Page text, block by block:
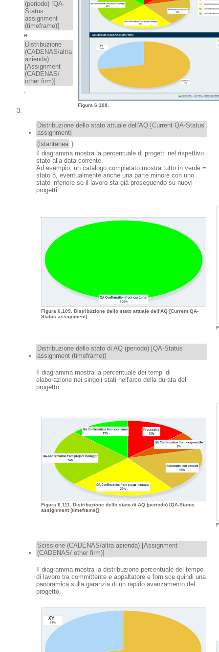
(periodo) [QA-
Status
assignment
(timeframe)]
e
Distribuzione
(CADENAS/altra
azienda)
[Assignment
(CADENAS/
other firm)]
.
Figura 6.108.
Distribuzione dello stato attuale dell'AQ [Current QA-Status
assignment]
(istantanea )
Il diagramma mostra la percentuale di progetti nel rispettivo
stato alla data corrente.
Ad esempio, un catalogo completato mostra tutto in verde =
stato 8, eventualmente anche una parte minore con uno
stato inferiore se il lavoro sta già proseguendo su nuovi
progetti.
Figura 6.109. Distribuzione dello stato attuale dell'AQ [Current QA-
Status assignment]
Distribuzione dello stato di AQ (periodo) [QA-Status
assignment (timeframe)]
:
Il diagramma mostra la percentuale dei tempi di
elaborazione nei singoli stati nell'arco della durata del
progetto.
Figura 6.111. Distribuzione dello stato di AQ (periodo) [QA-Status
assignment (timeframe)]
Scissione (CADENAS/altra azienda) [Assignment
(CADENAS/ other firm)]
:
Il diagramma mostra la distribuzione percentuale del tempo
di lavoro tra committente e appaltatore e fornisce quindi una
panoramica sulla garanzia di un rapido avanzamento del
progetto.